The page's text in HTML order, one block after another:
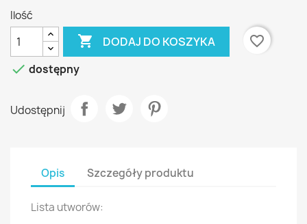
Ilość
 DODAJ DO KOSZYKA
favorite_border
 dostępny
Udostępnij
Opis Szczegóły produktu
Lista utworów: